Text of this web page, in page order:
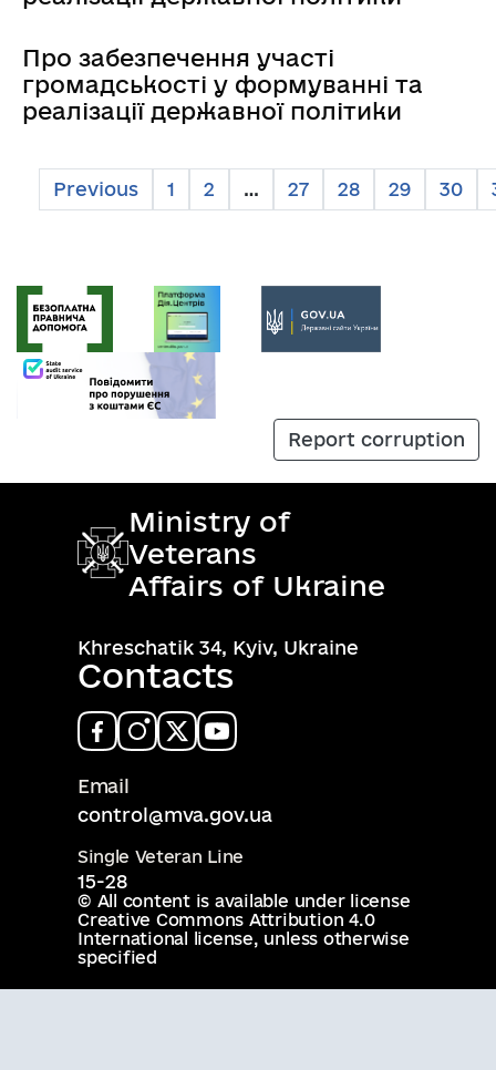
Про забезпечення участі
громадськості у формуванні та
реалізації державної політики
Previous 1 2 … 27 28 29 30
Report corruption
Ministry of
Veterans
Affairs of Ukraine
Khreschatik 34, Kyiv, Ukraine
Contacts
Email
control@mva.gov.ua
Single Veteran Line
15-28
© All content is available under license
Creative Commons Attribution 4.0
International license, unless otherwise
specified